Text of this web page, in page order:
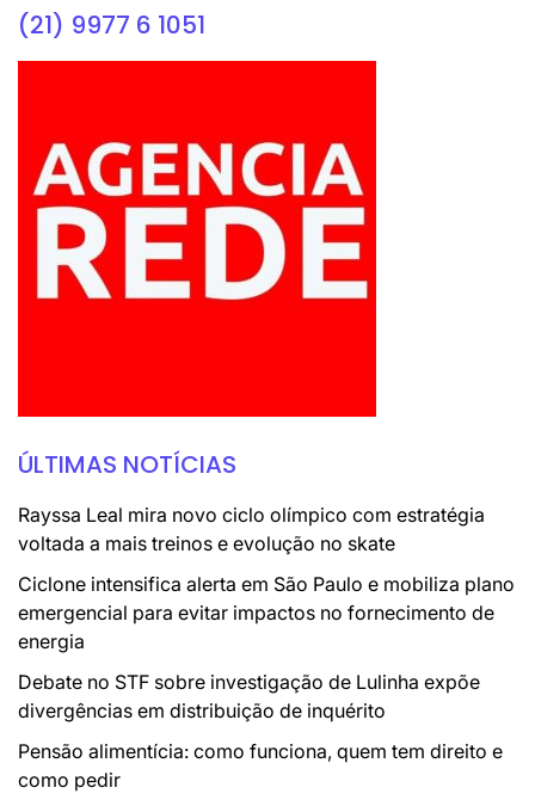
(21) 9977 6 1051
ÚLTIMAS NOTÍCIAS
Rayssa Leal mira novo ciclo olímpico com estratégia
voltada a mais treinos e evolução no skate
Ciclone intensifica alerta em São Paulo e mobiliza plano
emergencial para evitar impactos no fornecimento de
energia
Debate no STF sobre investigação de Lulinha expõe
divergências em distribuição de inquérito
Pensão alimentícia: como funciona, quem tem direito e
como pedir